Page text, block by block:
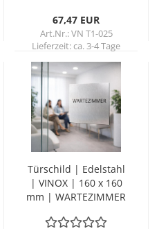
67,47 EUR
Art.Nr.: VN T1-025
Lieferzeit:ca. 3-4 Tage
Tür­schild | Edel­stahl
| VINOX | 160 x 160
mm | WAR­TE­ZIM­MER